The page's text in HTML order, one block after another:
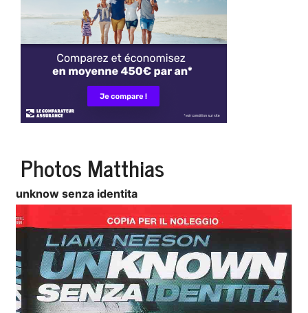
Photos Matthias
unknow senza identita